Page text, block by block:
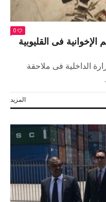
0
الداخلية فى ملاحقة
المزيد